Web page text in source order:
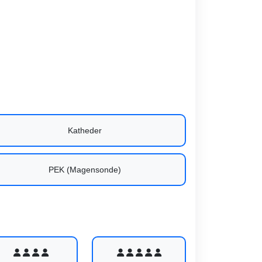
Katheder
PEK (Magensonde)